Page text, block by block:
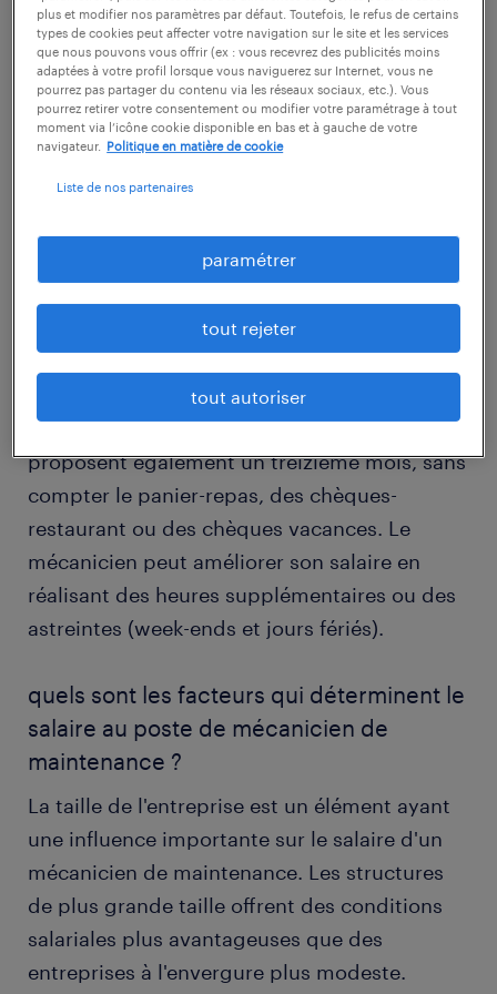
mécanicien de
maintenance
situe dans une fourchette allant de 24 000 €
commence typiquement avec un salaire de
atteindre 2500 € après plusieurs années
diverses primes (participation,
intéressement…). Les grandes entreprises
proposent également un treizième mois, sans
compter le panier-repas, des chèques-
restaurant ou des chèques vacances. Le
mécanicien peut améliorer son salaire en
réalisant des heures supplémentaires ou des
astreintes (week-ends et jours fériés).
quels sont les facteurs qui déterminent le
salaire au poste de mécanicien de
maintenance ?
La taille de l'entreprise est un élément ayant
une influence importante sur le salaire d'un
mécanicien de maintenance. Les structures
de plus grande taille offrent des conditions
salariales plus avantageuses que des
entreprises à l'envergure plus modeste.
plus et modifier nos paramètres par défaut. Toutefois, le refus de certains
types de cookies peut affecter votre navigation sur le site et les services
que nous pouvons vous offrir (ex : vous recevrez des publicités moins
adaptées à votre profil lorsque vous naviguerez sur Internet, vous ne
pourrez pas partager du contenu via les réseaux sociaux, etc.). Vous
pourrez retirer votre consentement ou modifier votre paramétrage à tout
moment via l’icône cookie disponible en bas et à gauche de votre
navigateur.
Politique en matière de cookie
Liste de nos partenaires
paramétrer
tout rejeter
tout autoriser